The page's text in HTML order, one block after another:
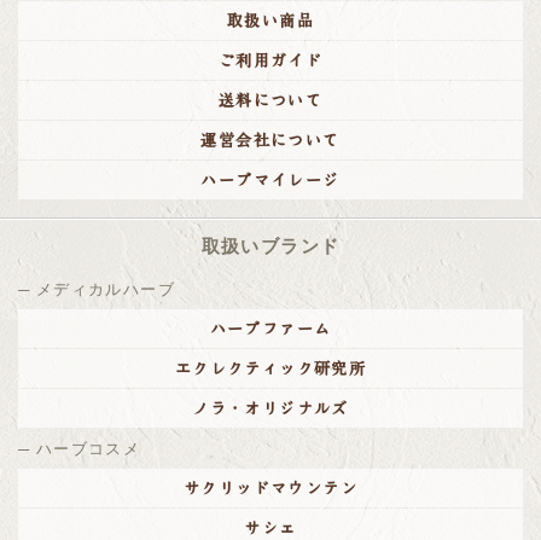
取扱い商品
ご利用ガイド
送料について
運営会社について
ハーブマイレージ
取扱いブランド
メディカルハーブ
ハーブファーム
エクレクティック研究所
ノラ・オリジナルズ
ハーブコスメ
サクリッドマウンテン
サシェ